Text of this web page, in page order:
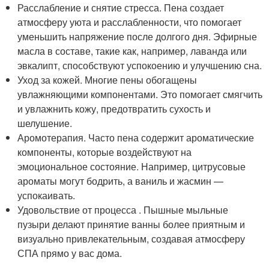
Расслабление и снятие стресса. Пена создает
атмосферу уюта и расслабленности, что помогает
уменьшить напряжение после долгого дня. Эфирные
масла в составе, такие как, например, лаванда или
эвкалипт, способствуют успокоению и улучшению сна.
Уход за кожей. Многие пены обогащены
увлажняющими компонентами. Это помогает смягчить
и увлажнить кожу, предотвратить сухость и
шелушение.
Аромотерапия. Часто пена содержит ароматические
компоненты, которые воздействуют на
эмоциональное состояние. Например, цитрусовые
ароматы могут бодрить, а ваниль и жасмин —
успокаивать.
Удовольствие от процесса . Пышные мыльные
пузыри делают принятие ванны более приятным и
визуально привлекательным, создавая атмосферу
СПА прямо у вас дома.